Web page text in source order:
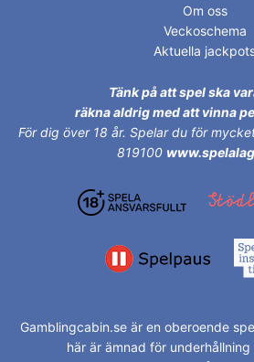
Om oss
Veckoschema
Aktuella
Tänk på att spel ska
räkna aldrig med att vinna
För dig över 18 år. Spelar du för
819100
Gamblingcabin.se är en oberoende
här är ämnad för